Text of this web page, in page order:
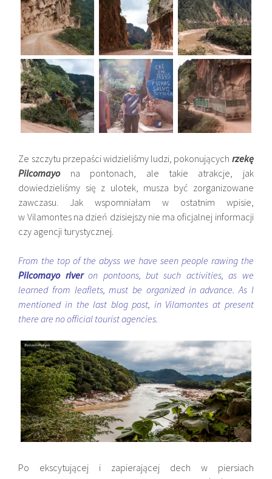
Ze szczytu przepaści widzieliśmy ludzi, pokonujących rzekę
Pilcomayona pontonach, ale takie atrakcje, jak
dowiedzieliśmy się z ulotek, musza być zorganizowane
zawczasu. Jak wspomniałam w ostatnim wpisie,
w Vilamontes na dzień dzisiejszy nie ma oficjalnej informacji
czy agencji turystycznej.
From the top of the abyss we have seen people rawing the
Pilcomayo riveron pontoons, but such activities, as we
learned from leaflets, must be organized in advance. As I
mentioned in the last blog post, in Vilamontes at present
there are no official tourist agencies.
Po ekscytującej i zapierającej dech w piersiach